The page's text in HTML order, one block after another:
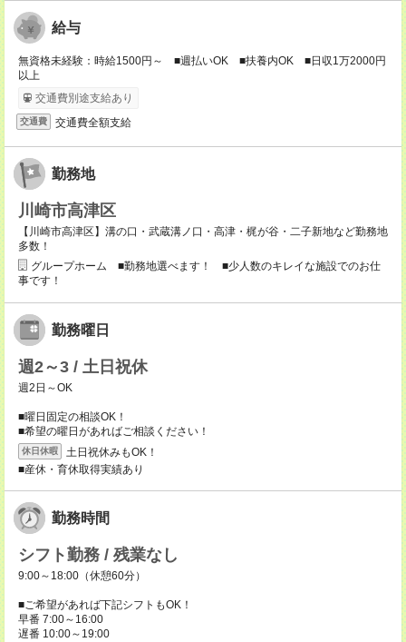
給与
無資格未経験：時給1500円～ ■週払いOK ■扶養内OK ■日収1万2000円
以上
交通費別途支給あり
交通費 交通費全額支給
勤務地
川崎市高津区
【川崎市高津区】溝の口・武蔵溝ノ口・高津・梶が谷・二子新地など勤務地
多数！
グループホーム ■勤務地選べます！ ■少人数のキレイな施設でのお仕
事です！
勤務曜日
週2～3 / 土日祝休
週2日～OK
■曜日固定の相談OK！
■希望の曜日があればご相談ください！
休日休暇
土日祝休みもOK！
■産休・育休取得実績あり
勤務時間
シフト勤務 / 残業なし
9:00～18:00（休憩60分）
■ご希望があれば下記シフトもOK！
早番 7:00～16:00
遅番 10:00～19:00